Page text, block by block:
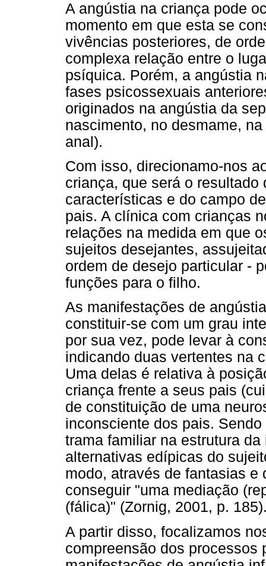
A angústia na criança pode
momento em que esta se
vivências posteriores, de
complexa relação entre o
psíquica. Porém, a angústia
fases psicossexuais
originados na angústia da
nascimento, no desmame,
anal).
Com isso, direcionamo-nos
criança, que será o
características e do campo
pais. A clínica com crianças
relações na medida em que
sujeitos desejantes,
ordem de desejo particular -
funções para o filho.
As manifestações de
constituir-se com um grau
por sua vez, pode levar à
indicando duas vertentes na
Uma delas é relativa à
criança frente a seus pais
de constituição de uma
inconsciente dos pais.
trama familiar na estrutura
alternativas edípicas do
modo, através de fantasias
conseguir "uma mediação
(fálica)" (Zornig, 2001, p.
A partir disso, focalizamos
compreensão dos processos